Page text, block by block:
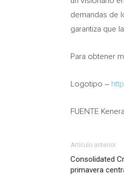
demandas de
garantiza que
Para obtener
Logotipo –
FUENTE
Artículo anterior
Consolidated
primavera